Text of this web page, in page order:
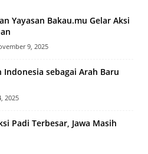
Yayasan Bakau.mu Gelar Aksi
9, 2025
sebagai Arah Baru
2025
Padi Terbesar, Jawa Masih